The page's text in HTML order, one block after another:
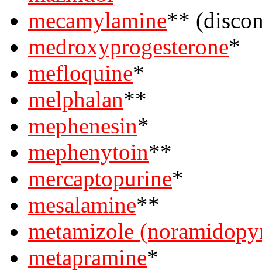
mecamylamine**
medroxyprogesterone*
mefloquine*
melphalan**
mephenesin*
mephenytoin**
mercaptopurine*
mesalamine**
metamizole
metapramine*